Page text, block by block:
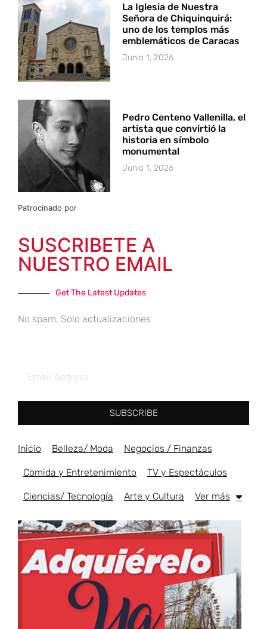
La Iglesia de Nuestra
Señora de Chiquinquirá:
uno de los templos más
emblemáticos de Caracas
Junio 1, 2026
Pedro Centeno Vallenilla, el
artista que convirtió la
historia en símbolo
monumental
Junio 1, 2026
Patrocinado por
SUSCRIBETE A
NUESTRO EMAIL
Get The Latest Updates
No spam, Solo actualizaciones
SUBSCRIBE
Inicio Belleza/ Moda Negocios / Finanzas
Comida y Entretenimiento TV y Espectáculos
Ciencias/ Tecnología Arte y Cultura Ver más